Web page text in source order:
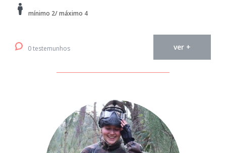
mínimo 2/ máximo 4
0 testemunhos ver +